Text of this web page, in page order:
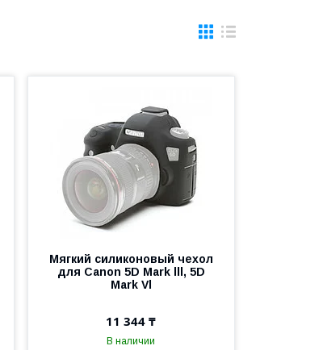
Мягкий силиконовый чехол
для Canon 5D Mark lll, 5D
Mark Vl
11 344 ₸
В наличии